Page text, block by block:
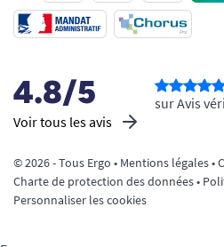
4.8/5
Voir tous les avis
sur Avis
© 2026 - Tous Ergo • Mentions légales•
Charte de protection des données•
Personnaliser les cookies